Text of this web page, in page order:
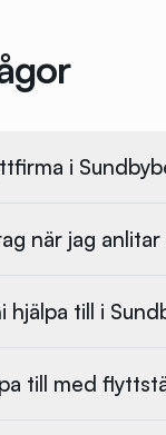
i
när jag
hjälpa till i
till med